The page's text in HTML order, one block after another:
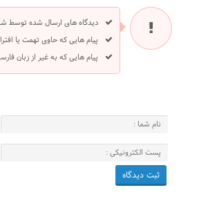
دیدگاه های ارسال شده توسط
پیام هایی که حاوی تهمت یا
پیام هایی که به غیر از زبان